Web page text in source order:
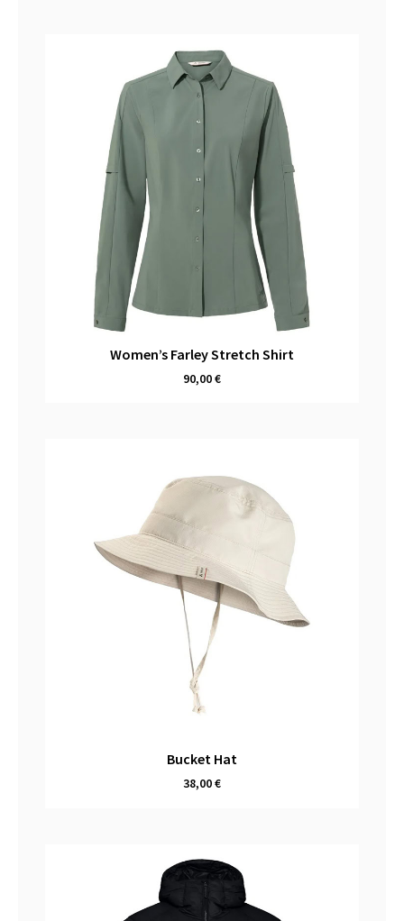
Women’s Farley Stretch Shirt
90,00€
Bucket Hat
38,00€